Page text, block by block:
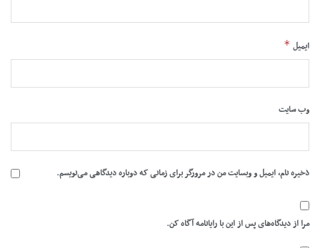
ایمیل *
وب‌ سایت
ذخیره نام، ایمیل و وبسایت من در مرورگر برای زمانی که دوباره دیدگاهی می‌نویسم.
مرا از دیدگاه‌های پس از این با رایانامه آگاه کن.